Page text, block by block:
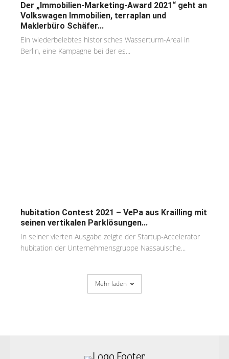
Der „Immobilien-Marketing-Award 2021“ geht an
Volkswagen Immobilien, terraplan und
Maklerbüro Schäfer...
Ein wiederbelebtes historisches Wasserturm-Areal in
Berlin, eine Kampagne bei der es...
hubitation Contest 2021 – VePa aus Krailling mit
seinen vertikalen Parklösungen...
In seiner vierten Ausgabe zeigte der Startup-Accelerator
hubitation der Unternehmensgruppe Nassauische...
Mehr laden